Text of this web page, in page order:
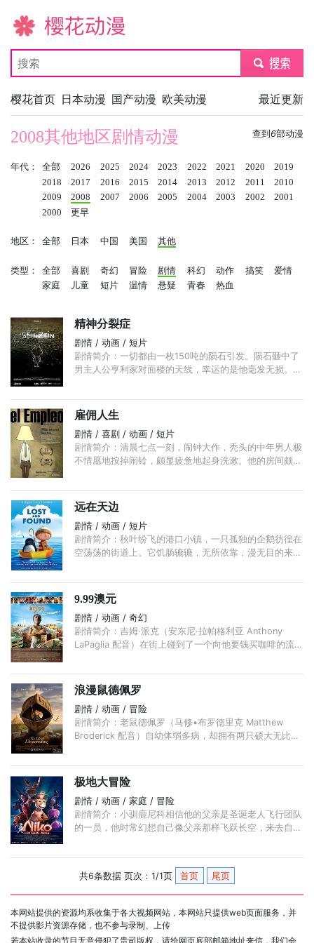
樱花动漫
submit
樱花首页 日本动漫 国产动漫 欧美动漫 最近更新
查到 6部动漫
2008其他地区剧情动漫
年代： 全部 2026 2025 2024 2023 2022 2021 2020
2019
2018
2017 2016 2015 2014 2013 2012 2011
2010
2009
2008 2007 2006 2005 2004 2003 2002
2001
2000
更早
地区： 全部 日本 中国 美国 其他
类型： 全部 喜剧 奇幻 冒险 剧情 科幻 动作 搞笑
爱情
家庭
儿童 短片 温情 悬疑 青春 热血
精神分裂症
剧情 / 动画 / 短片
剧情简介：一切都由一枚150吨的陨石引发。陨石砸中了
男主人公亨利家对面楼的天线，幸运的是他毫发无损。但
雇佣人生
剧情 / 喜剧 / 动画 / 短片
剧情简介：清晨七点一刻，闹钟大作，秃头的中年男人极
不情愿地按掉闹铃，颇显疲惫地起身洗漱。他的房间颇为
远在天边
剧情 / 动画 / 短片
剧情简介：秋叶纷飞的港口小镇，一只孤独的企鹅彷徨在
空荡荡的街道上。它饥肠辘辘，无所依靠，漫无目的来到
9.99澳元
剧情 / 动画 / 奇幻
剧情简介：吉姆·派克（安东尼·拉帕格利亚 Anthony
LaPaglia 配音）在街上碰到了一个向他要钱买咖啡的流浪
浪漫鼠德佩罗
剧情 / 动画 / 冒险
剧情简介：老鼠德佩罗（马修•布罗德里克 Matthew
Broderick 配音）自幼体弱多病，却拥有两只硕大无比的
极地大冒险
剧情 / 动画 / 家庭 / 冒险
剧情简介：小驯鹿尼科相信他的父亲是圣诞老人飞行团队
的一员，他时常幻想自己像父亲那样飞跃长空，来去自
共6条数据 页次：1/1页 首页 尾页
本网站提供的资源均系收集于各大视频网站，本网站只提供web页面服务，并
不提供影片资源存储，也不参与录制、上传
若本站收录的节目无意侵犯了贵司版权，请给网页底部邮箱地址来信，我们会